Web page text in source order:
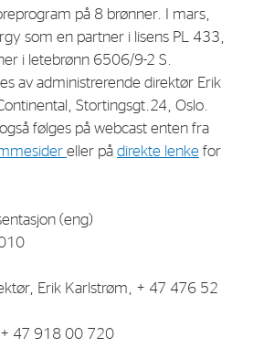
på 8 brønner. I mars,
som en partner i lisens PL 433,
i letebrønn 6506/9-2 S.
av administrerende direktør Erik
Stortingsgt.24, Oslo.
følges på webcast enten fra
eller på direkte lenke for
(eng)
Erik Karlstrøm, + 47 476 52
47 918 00 720
Information
Governance